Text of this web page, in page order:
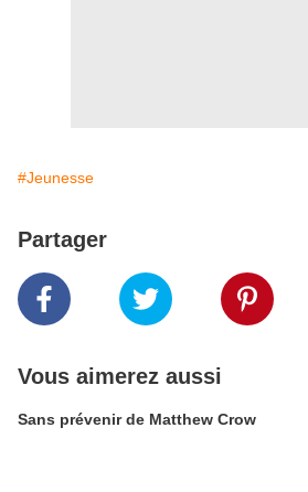
#Jeunesse
Partager
Vous aimerez aussi
Sans prévenir de Matthew Crow